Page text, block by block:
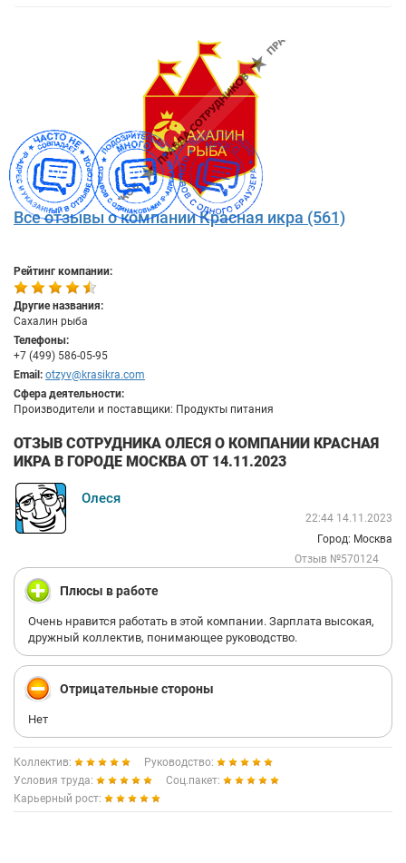
Все отзывы о компании Красная икра (561)
Рейтинг компании:
Другие названия:
Сахалин рыба
Телефоны:
+7 (499) 586-05-95
Email: otzyv@krasikra.com
Сфера деятельности:
Производители и поставщики: Продукты питания
ОТЗЫВ СОТРУДНИКА ОЛЕСЯ О КОМПАНИИ КРАСНАЯ
ИКРА В ГОРОДЕ МОСКВА ОТ 14.11.2023
Олеся
22:44 14.11.2023
Город: Москва
Отзыв №570124
Плюсы в работе
Очень нравится работать в этой компании. Зарплата высокая,
дружный коллектив, понимающее руководство.
Отрицательные стороны
Нет
Коллектив:
Руководство:
Условия труда:
Соц.пакет:
Карьерный рост: